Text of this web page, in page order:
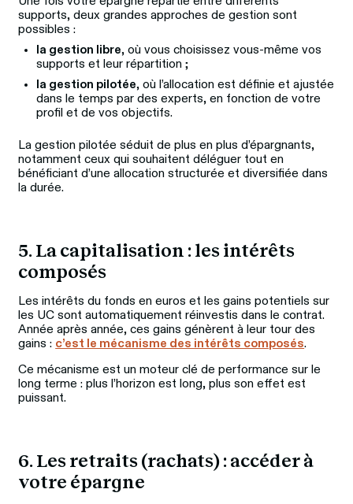
supports, deux grandes approches de gestion sont
possibles :
la gestion libre, où vous choisissez vous-même vos
supports et leur répartition ;
la gestion pilotée, où l’allocation est définie et ajustée
dans le temps par des experts, en fonction de votre
profil et de vos objectifs.
La gestion pilotée séduit de plus en plus d’épargnants,
notamment ceux qui souhaitent déléguer tout en
bénéficiant d’une allocation structurée et diversifiée dans
la durée.
5. La capitalisation : les intérêts
composés
Les intérêts du fonds en euros et les gains potentiels sur
les UC sont automatiquement réinvestis dans le contrat.
Année après année, ces gains génèrent à leur tour des
gains : c’est le mécanisme des intérêts composés.
Ce mécanisme est un moteur clé de performance sur le
long terme : plus l’horizon est long, plus son effet est
puissant.
6. Les retraits (rachats) : accéder à
votre épargne